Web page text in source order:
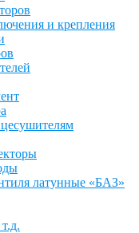
и крепления
латунные «БАЗ»